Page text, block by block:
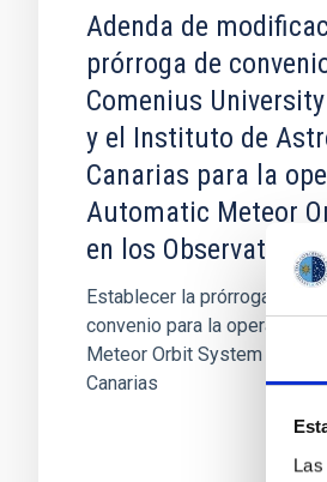
Adenda de
prórroga de
Comenius
y el Instituto de
Canarias para la
Automatic Meteor
en los Observatorios
Establecer la prórroga y
convenio para la operación
Meteor Orbit System en los
Canarias